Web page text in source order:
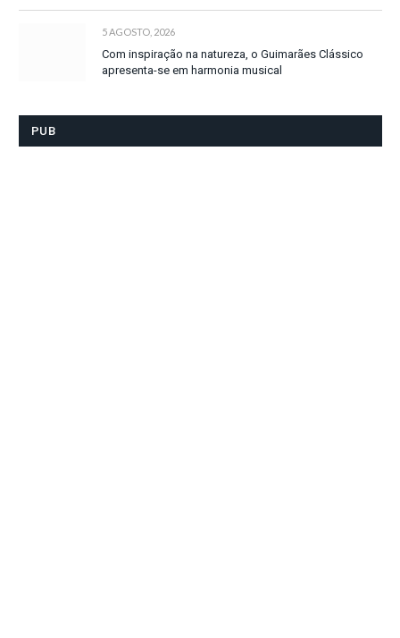
5 AGOSTO, 2026
Com inspiração na natureza, o Guimarães Clássico
apresenta-se em harmonia musical
PUB